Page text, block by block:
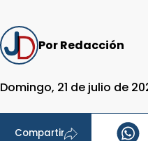
Por Redacción
Domingo, 21 de julio de
Compartir